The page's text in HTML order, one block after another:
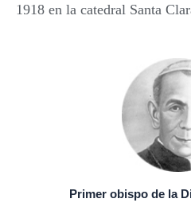
1918 en la catedral Santa
Primer obispo de la